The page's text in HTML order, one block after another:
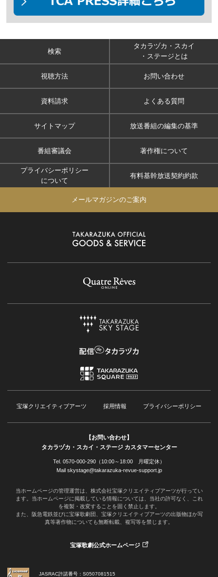
検索
タカラヅカ・スカイ
・ステージとは
視聴方法 お問い合わせ
資料請求 よくある質問
サイトマップ 放送番組の編集の基準
番組審議会 著作権について
プライバシーポリシー
について
有料基幹放送契約約款
メールマガジンのご案内
宝塚クリエイティブアーツ 採用情報 プライバシーポリシー
【お問い合わせ】
タカラヅカ・スカイ・ステージ カスタマーセンター
Tel. 0570-000-290（10:00～18:00 月曜定休）
Mail skystage@takarazuka-revue-support.jp
当ホームページの管理運営は、株式会社宝塚クリエイティブアーツが行ってい
ます。当ホームページに掲載している情報については、当社の許可なく、これ
を複製・改変することを固く禁止します。
また、阪急電鉄並びに宝塚歌劇団、宝塚クリエイティブアーツの出版物ほか写
真等著作物についても無断転載、複写等を禁じます。
宝塚歌劇公式ホームページ
JASRAC許諾番号：S0507081515